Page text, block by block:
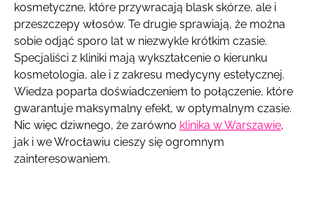
kosmetyczne, które przywracają blask skórze, ale i
przeszczepy włosów. Te drugie sprawiają, że można
sobie odjąć sporo lat w niezwykle krótkim czasie.
Specjaliści z kliniki mają wykształcenie o kierunku
kosmetologia, ale i z zakresu medycyny estetycznej.
Wiedza poparta doświadczeniem to połączenie, które
gwarantuje maksymalny efekt, w optymalnym czasie.
Nic więc dziwnego, że zarówno klinika w Warszawie,
jak i we Wrocławiu cieszy się ogromnym
zainteresowaniem.